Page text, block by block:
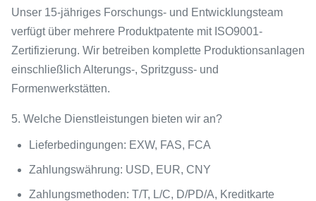
Unser 15-jähriges Forschungs- und Entwicklungsteam
verfügt über mehrere Produktpatente mit ISO9001-
Zertifizierung. Wir betreiben komplette Produktionsanlagen
einschließlich Alterungs-, Spritzguss- und
Formenwerkstätten.
5. Welche Dienstleistungen bieten wir an?
Lieferbedingungen: EXW, FAS, FCA
Zahlungswährung: USD, EUR, CNY
Zahlungsmethoden: T/T, L/C, D/PD/A, Kreditkarte